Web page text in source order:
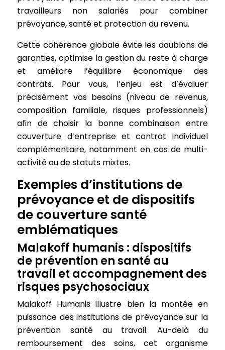
travailleurs non salariés pour combiner
prévoyance, santé et protection du revenu.
Cette cohérence globale évite les doublons de
garanties, optimise la gestion du reste à charge
et améliore l’équilibre économique des
contrats. Pour vous, l’enjeu est d’évaluer
précisément vos besoins (niveau de revenus,
composition familiale, risques professionnels)
afin de choisir la bonne combinaison entre
couverture d’entreprise et contrat individuel
complémentaire, notamment en cas de multi-
activité ou de statuts mixtes.
Exemples d’institutions de
prévoyance et de dispositifs
de couverture santé
emblématiques
Malakoff humanis : dispositifs
de prévention en santé au
travail et accompagnement des
risques psychosociaux
Malakoff Humanis illustre bien la montée en
puissance des institutions de prévoyance sur la
prévention santé au travail. Au-delà du
remboursement des soins, cet organisme